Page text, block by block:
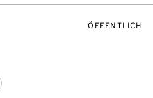
ÖFFENTLICH